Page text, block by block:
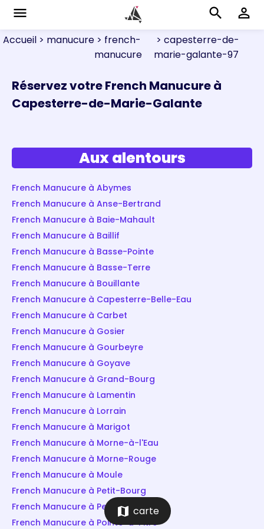
menu search perm_identity
Accueil > manucure > french-
manucure
> capesterre-de-
marie-galante-97
Réservez votre French Manucure à
Capesterre-de-Marie-Galante
Aux alentours
French Manucure à Abymes
French Manucure à Anse-Bertrand
French Manucure à Baie-Mahault
French Manucure à Baillif
French Manucure à Basse-Pointe
French Manucure à Basse-Terre
French Manucure à Bouillante
French Manucure à Capesterre-Belle-Eau
French Manucure à Carbet
French Manucure à Gosier
French Manucure à Gourbeyre
French Manucure à Goyave
French Manucure à Grand-Bourg
French Manucure à Lamentin
French Manucure à Lorrain
French Manucure à Marigot
French Manucure à Morne-à-l'Eau
French Manucure à Morne-Rouge
French Manucure à Moule
French Manucure à Petit-Bourg
French Manucure à Petit-Canal
French Manucure à Pointe-à-Pitre
map carte